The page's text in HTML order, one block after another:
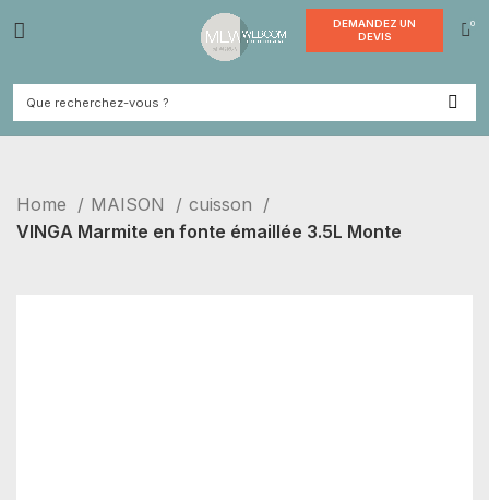
Home MAISON
cuisson
VINGA Marmite en fonte émaillée 3.5L Monte